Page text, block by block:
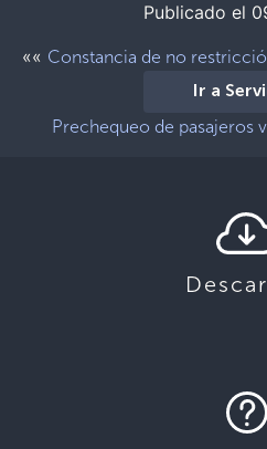
Publicado el
«« Constancia de no
Ir a
Prechequeo de pasajeros